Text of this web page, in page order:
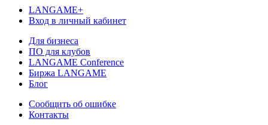
LANGAME+
Вход в личный кабинет
Для бизнеса
ПО для клубов
LANGAME Conference
Биржа LANGAME
Блог
Сообщить об ошибке
Контакты